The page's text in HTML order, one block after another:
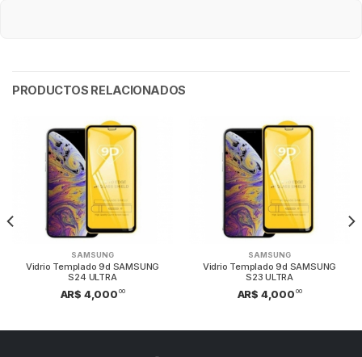
PRODUCTOS RELACIONADOS
SAMSUNG
Vidrio Templado 9d SAMSUNG
S24 ULTRA
AR$ 4,000 00
SAMSUNG
Vidrio Templado 9d SAMSUNG
S23 ULTRA
AR$ 4,000 00